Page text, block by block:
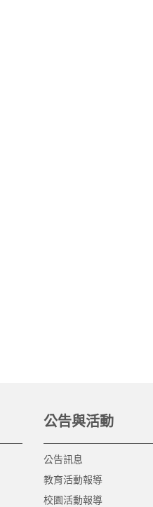
公告與活動
公告訊息
教育活動報導
校園活動報導